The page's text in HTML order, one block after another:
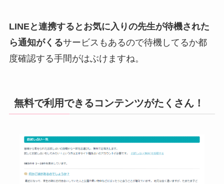
LINEと連携するとお気に入りの先生が待機された
ら通知がくるサービスもあるので待機してるか都
度確認する手間がはぶけますね。
無料で利用できるコンテンツがたくさん！